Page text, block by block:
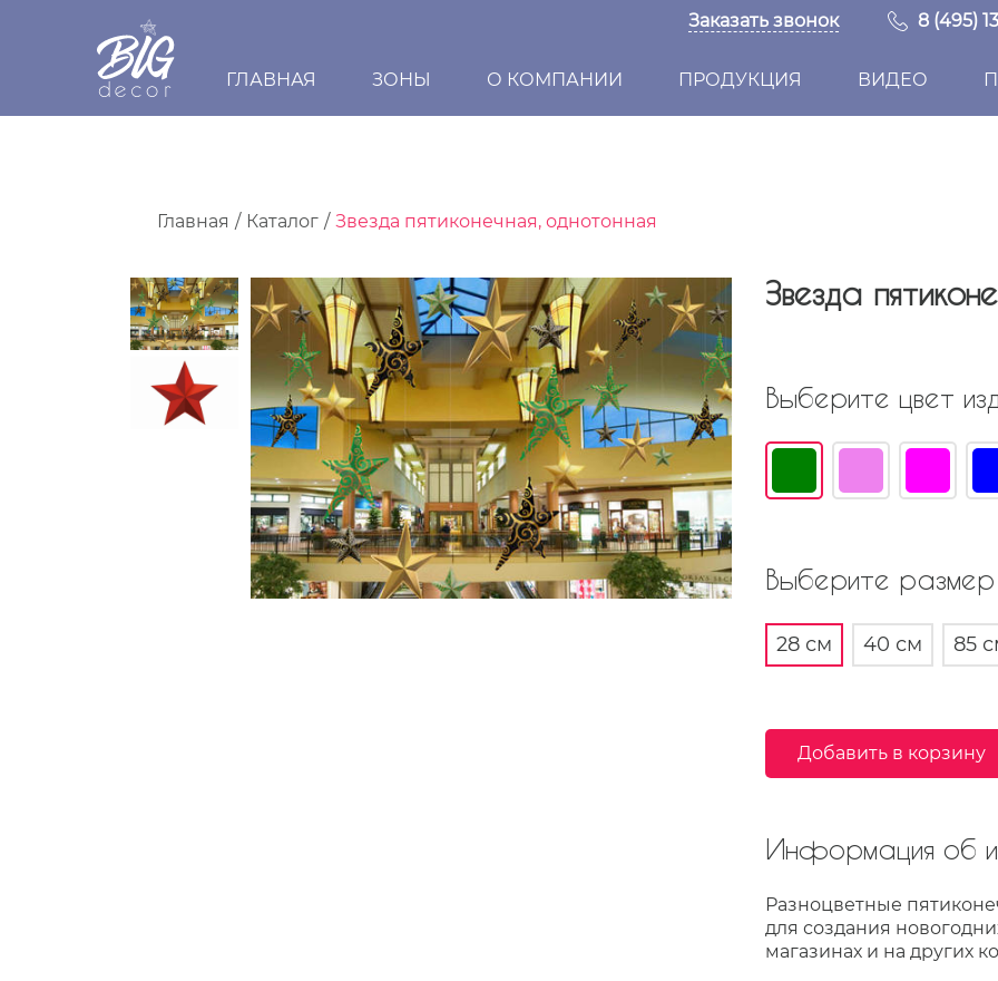
Заказать звонок 8 (495)
ГЛАВНАЯ ЗОНЫ О КОМПАНИИ ПРОДУКЦИЯ ВИДЕО
Главная Каталог Звезда пятиконечная, однотонная
Звезда
Выберите цвет
Выберите размер
28 см 40 см 85
Добавить в корзину
Информация об
Разноцветные
для создания
магазинах и на других